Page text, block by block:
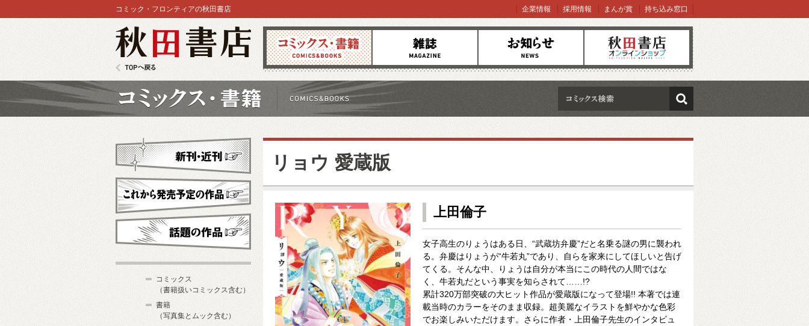
コミックス 雑誌 お知らせ オンラインショップ
コミック・フロンティアの秋田書店 企業情報 採用情報 まんが賞 持ち込み窓口
検索
リョウ 愛蔵版
上田倫子
女子高生のりょうはある日、“武蔵坊弁慶”だと名乗る謎の男に襲われ
る。弁慶はりょうが“牛若丸”であり、自らを家来にしてほしいと告げ
てくる。そんな中、りょうは自分が本当にこの時代の人間ではな
く、牛若丸だという事実を知らされて……!?
累計320万部突破の大ヒット作品が愛蔵版になって登場!! 本著では連
載当時のカラーをそのまま収録。超美麗なイラストを鮮やかな色彩
でお楽しみいただけます。さらに作者・上田倫子先生のインタビュ
新刊・近刊
これから発売予定
コミックス
（書籍扱いコミックス含む）
書籍
（写真集とムック含む）